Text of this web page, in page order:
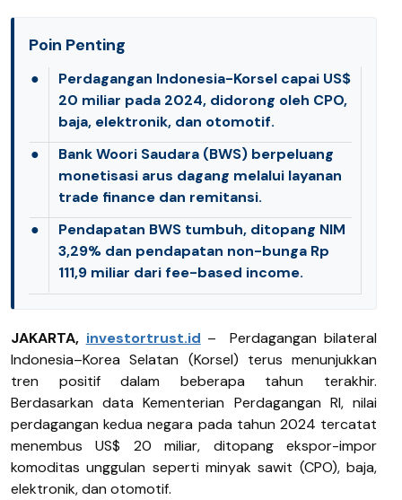
Poin Penting
●
Perdagangan Indonesia-Korsel capai US$
20 miliar pada 2024, didorong oleh CPO,
baja, elektronik, dan otomotif.
●
Bank Woori Saudara (BWS) berpeluang
monetisasi arus dagang melalui layanan
trade finance dan remitansi.
●
Pendapatan BWS tumbuh, ditopang NIM
3,29% dan pendapatan non-bunga Rp
111,9 miliar dari fee-based income.
JAKARTA, investortrust.id –Perdagangan bilateral
Indonesia–Korea Selatan (Korsel) terus menunjukkan
tren positif dalam beberapa tahun terakhir.
Berdasarkan data Kementerian Perdagangan RI, nilai
perdagangan kedua negara pada tahun 2024 tercatat
menembus US$ 20 miliar, ditopang ekspor-impor
komoditas unggulan seperti minyak sawit (CPO), baja,
elektronik, dan otomotif.